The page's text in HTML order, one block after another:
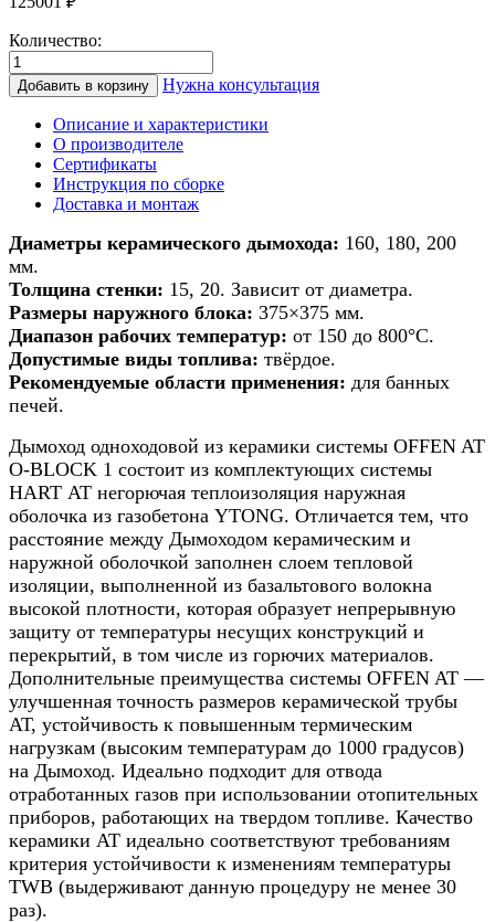
Количество:
Количество
товара
Дымоход
керамики
банной
печи/
камина
d
180мм
h
5м
Добавить в корзину Нужна консультация
Описание и характеристики
О производителе
Сертификаты
Инструкция по сборке
Доставка и монтаж
Диаметры керамического дымохода: 160, 180, 200
мм.
Толщина стенки: 15, 20. Зависит от диаметра.
Размеры наружного блока: 375×375 мм.
Диапазон рабочих температур: от 150 до 800°С.
Допустимые виды топлива: твёрдое.
Рекомендуемые области применения: для банных
печей.
Дымоход одноходовой из керамики системы OFFEN AT
O-BLOCK 1 состоит из комплектующих системы
HART АТ негорючая теплоизоляция наружная
оболочка из газобетона YTONG. Отличается тем, что
расстояние между Дымоходом керамическим и
наружной оболочкой заполнен слоем тепловой
изоляции, выполненной из базальтового волокна
высокой плотности, которая образует непрерывную
защиту от температуры несущих конструкций и
перекрытий, в том числе из горючих материалов.
Дополнительные преимущества системы OFFEN AT —
улучшенная точность размеров керамической трубы
АТ, устойчивость к повышенным термическим
нагрузкам (высоким температурам до 1000 градусов)
на Дымоход. Идеально подходит для отвода
отработанных газов при использовании отопительных
приборов, работающих на твердом топливе. Качество
керамики АТ идеально соответствуют требованиям
критерия устойчивости к изменениям температуры
TWB (выдерживают данную процедуру не менее 30
раз).